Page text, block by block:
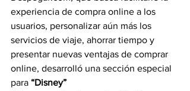
experiencia de compra online a los
usuarios, personalizar aún más los
servicios de viaje, ahorrar tiempo y
presentar nuevas ventajas de comprar
online, desarrolló una sección especial
para “Disney”